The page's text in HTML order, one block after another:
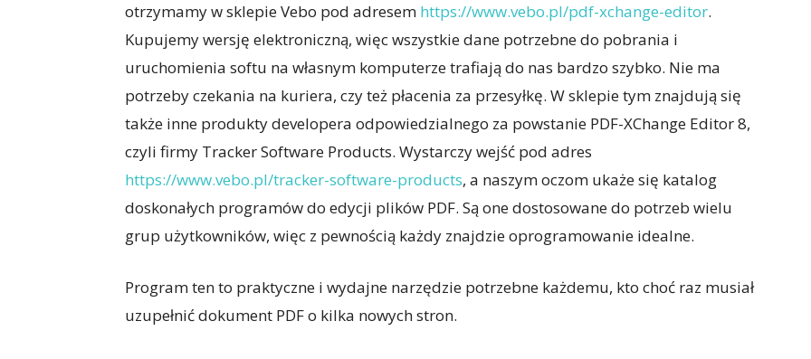
otrzymamy w sklepie Vebo pod adresem https://www.vebo.pl/pdf-xchange-editor.
Kupujemy wersję elektroniczną, więc wszystkie dane potrzebne do pobrania i
uruchomienia softu na własnym komputerze trafiają do nas bardzo szybko. Nie ma
potrzeby czekania na kuriera, czy też płacenia za przesyłkę. W sklepie tym znajdują się
także inne produkty developera odpowiedzialnego za powstanie PDF-XChange Editor 8,
czyli firmy Tracker Software Products. Wystarczy wejść pod adres
https://www.vebo.pl/tracker-software-products, a naszym oczom ukaże się katalog
doskonałych programów do edycji plików PDF. Są one dostosowane do potrzeb wielu
grup użytkowników, więc z pewnością każdy znajdzie oprogramowanie idealne.
Program ten to praktyczne i wydajne narzędzie potrzebne każdemu, kto choć raz musiał
uzupełnić dokument PDF o kilka nowych stron.